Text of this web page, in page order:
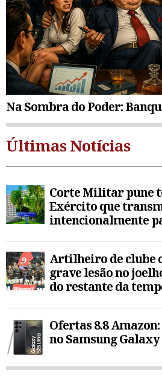
Na Sombra do Poder:
Últimas Notícias
Corte Militar pune
Exército que
intencionalmente
Artilheiro de clube
grave lesão no
do restante da
Ofertas 8.8
no Samsung